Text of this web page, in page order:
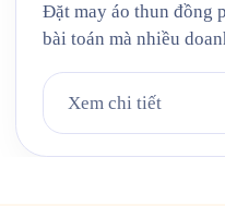
Đặt may áo thun đồng
bài toán mà nhiều
Môn cũng vậy. Cứ đến
khi mùa bánh Trung
Xem chi tiết